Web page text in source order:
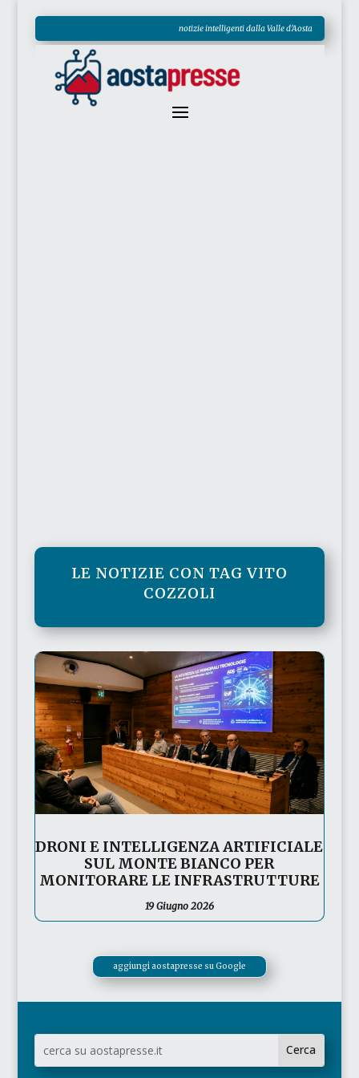
notizie intelligenti dalla Valle d'Aosta
LE NOTIZIE CON TAG VITO
COZZOLI
DRONI E INTELLIGENZA ARTIFICIALE
SUL MONTE BIANCO PER
MONITORARE LE INFRASTRUTTURE
19 Giugno 2026
aggiungi aostapresse su Google